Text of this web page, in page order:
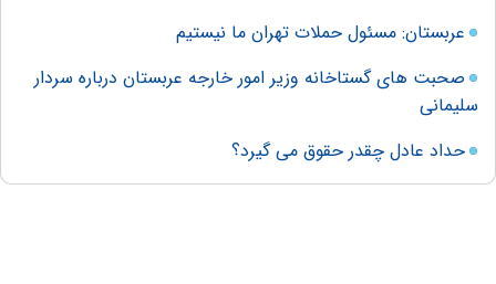
عربستان: مسئول حملات تهران ما نیستیم
صحبت های گستاخانه وزیر امور خارجه عربستان درباره سردار
سلیمانی
حداد عادل چقدر حقوق می گیرد؟